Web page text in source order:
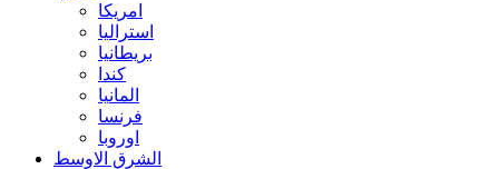
امريكا
استراليا
بريطانيا
كندا
المانيا
فرنسا
اوروبا
الشرق الاوسط